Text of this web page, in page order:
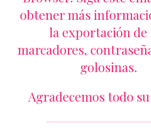
obtener más
la exportación de
marcadores,
golosinas.
Agradecemos todo